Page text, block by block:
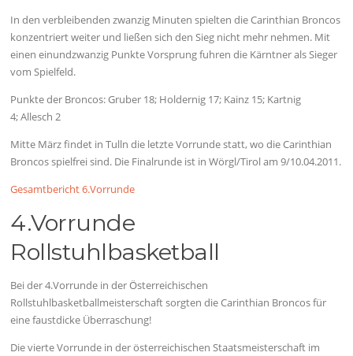
In den verbleibenden zwanzig Minuten spielten die Carinthian Broncos
konzentriert weiter und ließen sich den Sieg nicht mehr nehmen. Mit
einen einundzwanzig Punkte Vorsprung fuhren die Kärntner als Sieger
vom Spielfeld.
Punkte der Broncos: Gruber 18; Holdernig 17; Kainz 15; Kartnig
4; Allesch 2
Mitte März findet in Tulln die letzte Vorrunde statt, wo die Carinthian
Broncos spielfrei sind. Die Finalrunde ist in Wörgl/Tirol am 9/10.04.2011.
Gesamtbericht 6.Vorrunde
4.Vorrunde
Rollstuhlbasketball
Bei der 4.Vorrunde in der Österreichischen
Rollstuhlbasketballmeisterschaft sorgten die Carinthian Broncos für
eine faustdicke Überraschung!
Die vierte Vorrunde in der österreichischen Staatsmeisterschaft im